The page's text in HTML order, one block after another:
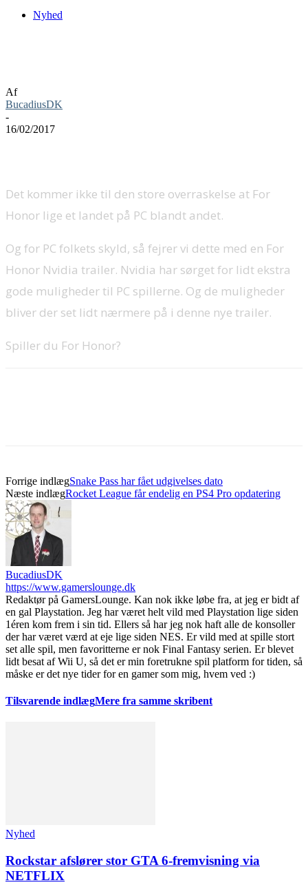
Nyhed
Af
BucadiusDK
-
16/02/2017
Det kommer ikke til den store overraskelse at For
Honor lige et landet på PC blandt andet.
Og for PC folkets skyld, så fejrer vi dette med en For
Honor Nvidia trailer. Nvidia har sørget for lidt ekstra
gode muligheder til PC spillerne. Og de muligheder
bliver der set lidt nærmere på i denne nye trailer.
Spiller du For Honor?
Forrige indlægSnake Pass har fået udgivelses dato
Næste indlægRocket League får endelig en PS4 Pro opdatering
BucadiusDK
https://www.gamerslounge.dk
Redaktør på GamersLounge. Kan nok ikke løbe fra, at jeg er bidt af
en gal Playstation. Jeg har været helt vild med Playstation lige siden
1éren kom frem i sin tid. Ellers så har jeg nok haft alle de konsoller
der har været værd at eje lige siden NES. Er vild med at spille stort
set alle spil, men favoritterne er nok Final Fantasy serien. Er blevet
lidt besat af Wii U, så det er min foretrukne spil platform for tiden, så
måske er det nye tider for en gamer som mig, hvem ved :)
Tilsvarende indlægMere fra samme skribent
Nyhed
Rockstar afslører stor GTA 6-fremvisning via
NETFLIX